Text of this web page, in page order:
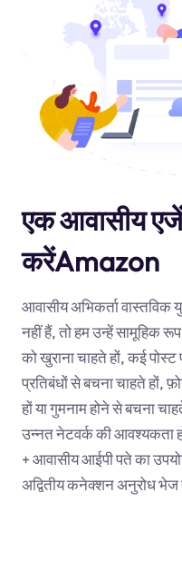
एक आवासीय
करेंAmazon
आवासीय अभिकर्ता वास्तविक
नहीं हैं, तो हम उन्हें सामूहिक
को खुराना चाहते हों, कई
प्रतिबंधों से बचना चाहते हों,
हों या गुमनाम होने से बचना
उन्नत नेटवर्क की आवश्यकता
+ आवासीय आईपी पते का
अद्वितीय कनेक्शन अनुरोध